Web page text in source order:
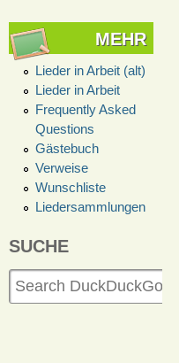
MEHR
Lieder in Arbeit (alt)
Lieder in Arbeit
Frequently Asked
Questions
Gästebuch
Verweise
Wunschliste
Liedersammlungen
SUCHE